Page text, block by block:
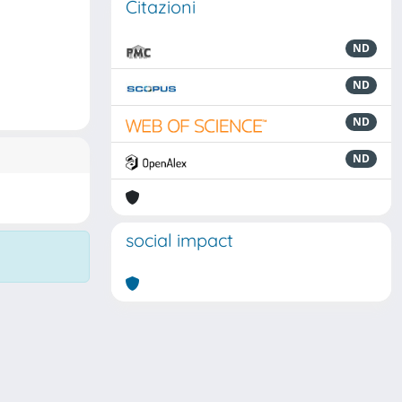
Citazioni
ND
ND
ND
ND
social impact